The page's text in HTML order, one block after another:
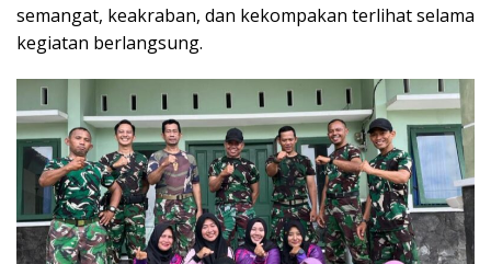
semangat, keakraban, dan kekompakan terlihat selama
kegiatan berlangsung.